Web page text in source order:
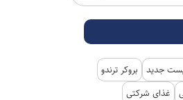
جدید
بروکر ترندو
غذای شرکتی